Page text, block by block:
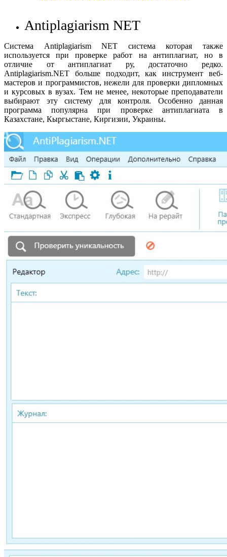
Antiplagiarism NET
Система Antiplagiarism NET система которая также
используется при проверке работ на антиплагиат, но в
отличие от антиплагиат ру, достаточно редко.
Antiplagiarism.NET больше подходит, как инструмент веб-
мастеров и программистов, нежели для проверки дипломных
и курсовых в вузах. Тем не менее, некоторые преподаватели
выбирают эту систему для контроля. Особенно данная
программа популярна при проверке антиплагиата в
Казахстане, Кыргыстане, Киргизии, Украины.